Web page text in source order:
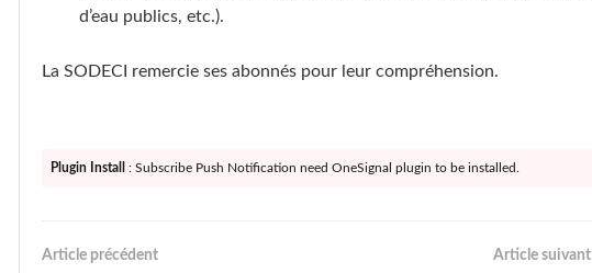
d’eau publics, etc.).
La SODECI remercie ses abonnés pour leur compréhension.
Plugin Install : Subscribe Push Notification need OneSignal plugin to be installed.
Article précédent Article suivant